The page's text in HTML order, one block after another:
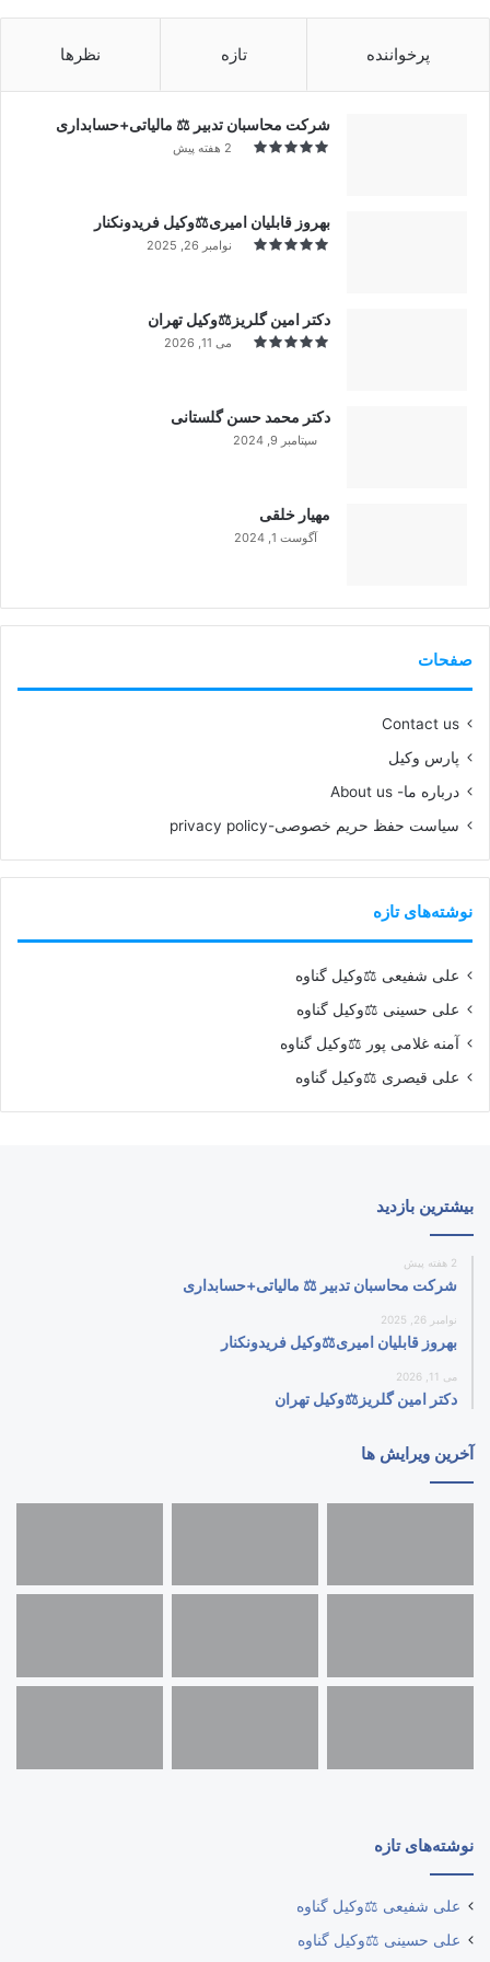
پرخواننده تازه نظرها
شرکت محاسبان تدبیر ⚖️ مالیاتی+حسابداری
2 هفته پیش
بهروز قابلیان امیری⚖️وکیل فریدونکنار
نوامبر 26, 2025
دکتر امین گلریز⚖️وکیل تهران
می 11, 2026
دکتر محمد حسن گلستانی
سپتامبر 9, 2024
مهیار خلقی
آگوست 1, 2024
صفحات
Contact us
پارس وکیل
درباره ما- About us
سیاست حفظ حریم خصوصی-privacy policy
نوشته‌های تازه
علی شفیعی ⚖️وکیل گناوه
علی حسینی ⚖️وکیل گناوه
آمنه غلامی پور ⚖️وکیل گناوه
علی قیصری ⚖️وکیل گناوه
بیشترین بازدید
2 هفته پیش
شرکت محاسبان تدبیر ⚖️ مالیاتی+حسابداری
نوامبر 26, 2025
بهروز قابلیان امیری⚖️وکیل فریدونکنار
می 11, 2026
دکتر امین گلریز⚖️وکیل تهران
آخرین ویرایش ها
نوشته‌های تازه
علی شفیعی ⚖️وکیل گناوه
علی حسینی ⚖️وکیل گناوه